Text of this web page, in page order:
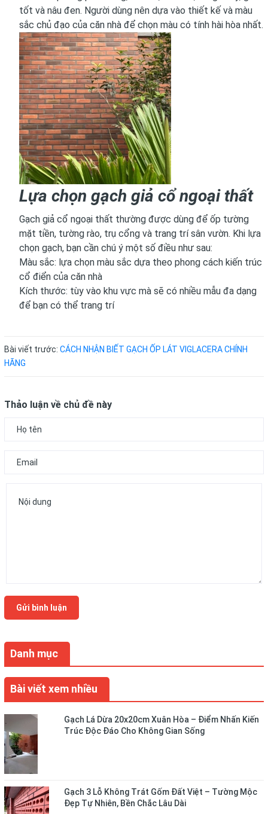
Danh mục
Bài viết xem nhiều
Gạch Lá Dừa 20x20cm Xuân Hòa – Điểm Nhấn Kiến
Trúc Độc Đáo Cho Không Gian Sống
Gạch 3 Lỗ Không Trát Gốm Đất Việt – Tường Mộc
Đẹp Tự Nhiên, Bền Chắc Lâu Dài
tốt và nâu đen. Người dùng nên dựa vào thiết kế và màu
sắc chủ đạo của căn nhà để chọn màu có tính hài hòa nhất.
Lựa chọn gạch giả cổ ngoại thất
Gạch giả cổ ngoại thất thường được dùng để ốp tường
mặt tiền, tường rào, trụ cổng và trang trí sân vườn. Khi lựa
chọn gạch, bạn cần chú ý một số điều như sau:
Màu sắc: lựa chọn màu sắc dựa theo phong cách kiến trúc
cổ điển của căn nhà
Kích thước: tùy vào khu vực mà sẽ có nhiều mẫu đa dạng
để bạn có thể trang trí
Bài viết trước: CÁCH NHẬN BIẾT GẠCH ỐP LÁT VIGLACERA CHÍNH
HÃNG
Thảo luận về chủ đề này
Gửi bình luận